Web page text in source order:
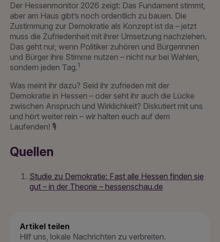
Der Hessenmonitor 2026 zeigt: Das Fundament stimmt,
aber am Haus gibt’s noch ordentlich zu bauen. Die
Zustimmung zur Demokratie als Konzept ist da – jetzt
muss die Zufriedenheit mit ihrer Umsetzung nachziehen.
Das geht nur, wenn Politiker zuhören und Bürgerinnen
und Bürger ihre Stimme nutzen – nicht nur bei Wahlen,
sondern jeden Tag.1
Was meint ihr dazu? Seid ihr zufrieden mit der
Demokratie in Hessen – oder seht ihr auch die Lücke
zwischen Anspruch und Wirklichkeit? Diskutiert mit uns
und hört weiter rein – wir halten euch auf dem
Laufenden! 🎙️
Quellen
Studie zu Demokratie: Fast alle Hessen finden sie
gut – in der Theorie – hessenschau.de
Artikel teilen
Hilf uns, lokale Nachrichten zu verbreiten.